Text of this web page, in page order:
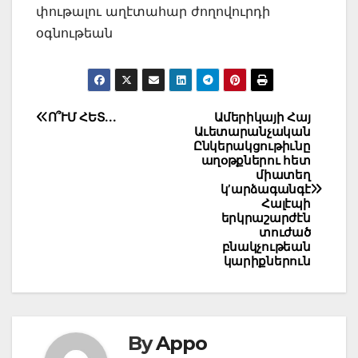
փութալու աղէտահար ժողովուրդի
օգնութեան
Post
Ամերիկայի Հայ
Աւետարանչական
Ընկերակցութիւնը
աղօթքներու հետ
միատեղ
կ’արձագանգէ
Հալէպի
երկրաշարժէն
տուժած
բնակչութեան
կարիքներուն
Ո՞ՒՄ ՀԵՏ․․․
ByAppo